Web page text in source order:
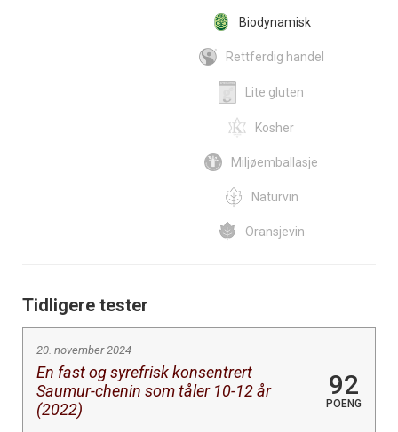
Biodynamisk
Rettferdig handel
Lite gluten
Kosher
Miljøemballasje
Naturvin
Oransjevin
Tidligere tester
20. november 2024
En fast og syrefrisk konsentrert
Saumur-chenin som tåler 10-12 år
(2022)
92
POENG